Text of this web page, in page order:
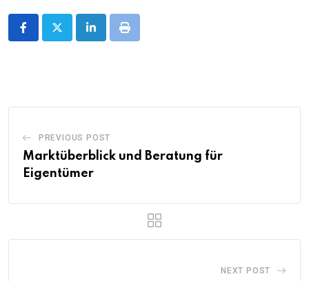
LinkedInPrint
PREVIOUS POST
Marktüberblick und Beratung für
Eigentümer
NEXT POST